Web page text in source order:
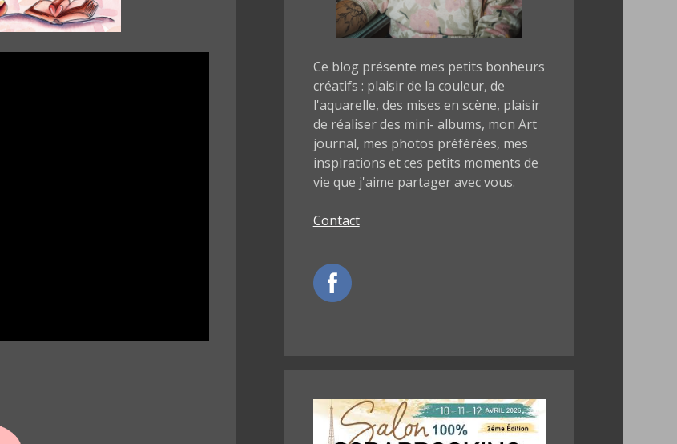
Ce blog présente mes petits bonheurs
créatifs : plaisir de la couleur, de
l'aquarelle, des mises en scène, plaisir
de réaliser des mini- albums, mon Art
journal, mes photos préférées, mes
inspirations et ces petits moments de
vie que j'aime partager avec vous.
Contact